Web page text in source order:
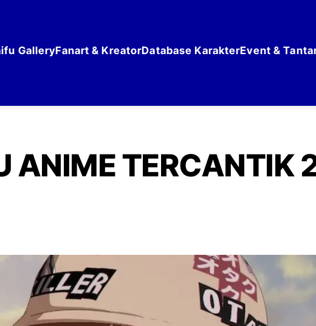
GalleryFanart & KreatorDatabase KarakterEvent &
ANIME TERCANTIK